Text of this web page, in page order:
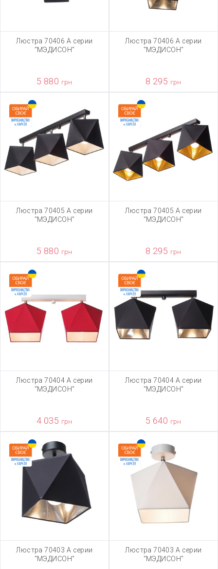
Люстра 70406 А серии
"МЭДИСОН"
5 880 грн
Люстра 70406 А серии
"МЭДИСОН"
8 295 грн
Люстра 70405 А серии
"МЭДИСОН"
5 880 грн
Люстра 70405 А серии
"МЭДИСОН"
8 295 грн
Люстра 70404 А серии
"МЭДИСОН"
4 035 грн
Люстра 70404 А серии
"МЭДИСОН"
5 640 грн
Люстра 70403 А серии
"МЭДИСОН"
Люстра 70403 А серии
"МЭДИСОН"